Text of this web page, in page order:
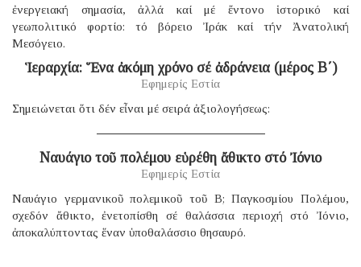
ἐνεργειακή σημασία, ἀλλά καί μέ ἔντονο ἱστορικό καί
γεωπολιτικό φορτίο: τό βόρειο Ἰράκ καί τήν Ἀνατολική
Μεσόγειο.
Ἱεραρχία: Ἕνα ἀκόμη χρόνο σέ ἀδράνεια (μέρος B΄)
Εφημερίς Εστία
Σημειώνεται ὅτι δέν εἶναι μέ σειρά ἀξιολογήσεως:
Ναυάγιο τοῦ πολέμου εὑρέθη ἄθικτο στό Ἰόνιο
Εφημερίς Εστία
Ναυάγιο γερμανικοῦ πολεμικοῦ τοῦ B; Παγκοσμίου Πολέμου,
σχεδόν ἄθικτο, ἐνετοπίσθη σέ θαλάσσια περιοχή στό Ἰόνιο,
ἀποκαλύπτοντας ἕναν ὑποθαλάσσιο θησαυρό.